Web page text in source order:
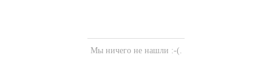
Мы ничего не нашли :-(.